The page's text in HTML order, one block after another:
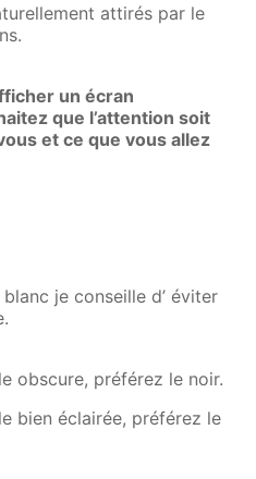
attirés par le
un écran
que l’attention soit
et ce que vous allez
je conseille d’ éviter
obscure, préférez le noir.
bien éclairée, préférez le